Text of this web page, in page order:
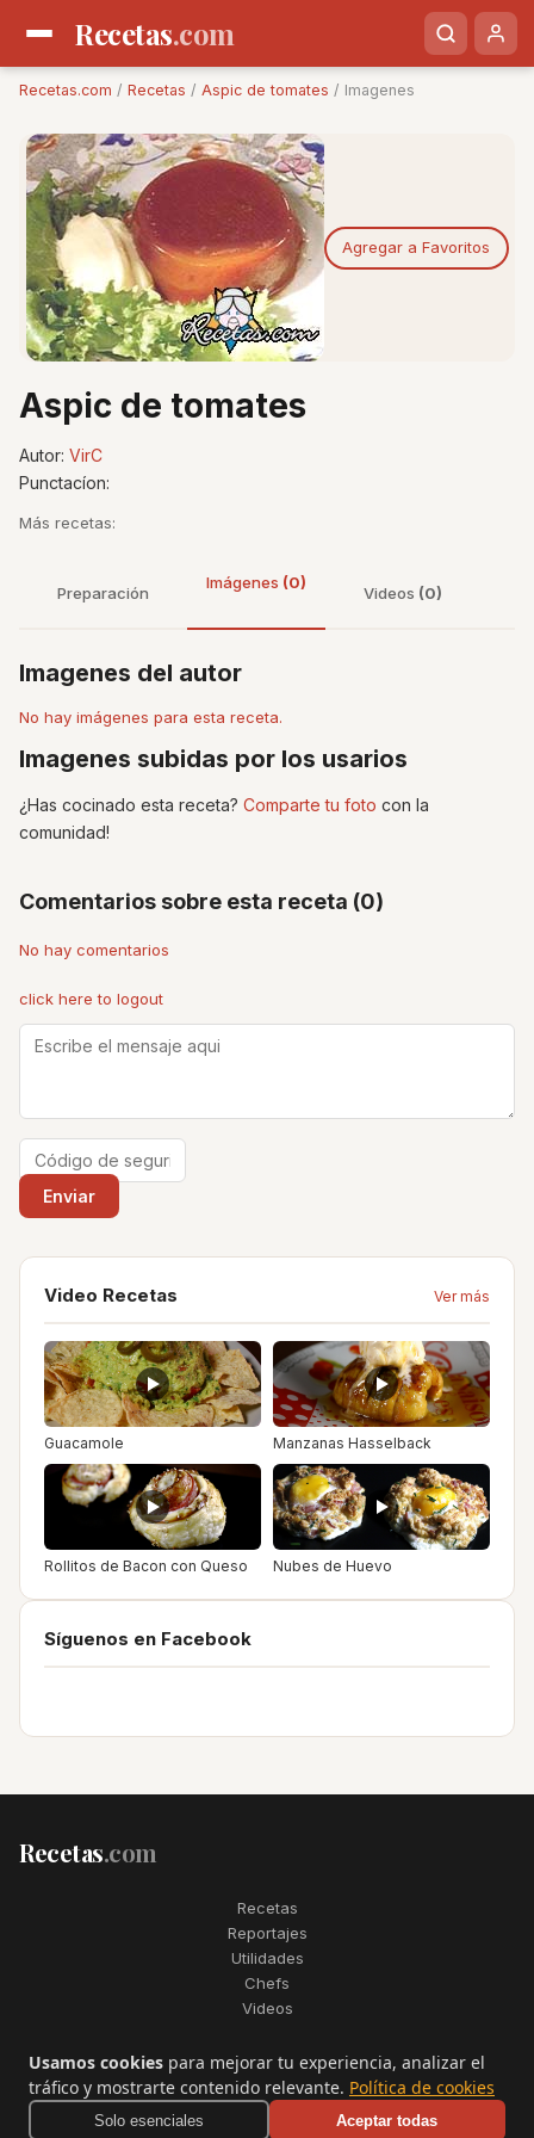
Recetas.com
Recetas.com / Recetas / Aspic de tomates / Imagenes
Agregar a Favoritos
Aspic de tomates
Autor: VirC
Punctacíon:
Más recetas:
Preparación
Imágenes (0)
Videos (0)
Imagenes del autor
No hay imágenes para esta receta.
Imagenes subidas por los usarios
¿Has cocinado esta receta? Comparte tu foto con la
comunidad!
Comentarios sobre esta receta (0)
No hay comentarios
click here to logout
Video Recetas Ver más
Guacamole Manzanas Hasselback
Rollitos de Bacon con Queso Nubes de Huevo
Síguenos en Facebook
Recetas.com
Recetas
Reportajes
Utilidades
Chefs
Videos
2006–2026. Todos los derechos reservados. Recetas.com es una
marca registrada de Telfo Networks S.L.
Aviso legal·Condiciones de uso·Contactar
Usamos cookies para mejorar tu experiencia, analizar el
tráfico y mostrarte contenido relevante. Política de cookies
Solo esenciales Aceptar todas